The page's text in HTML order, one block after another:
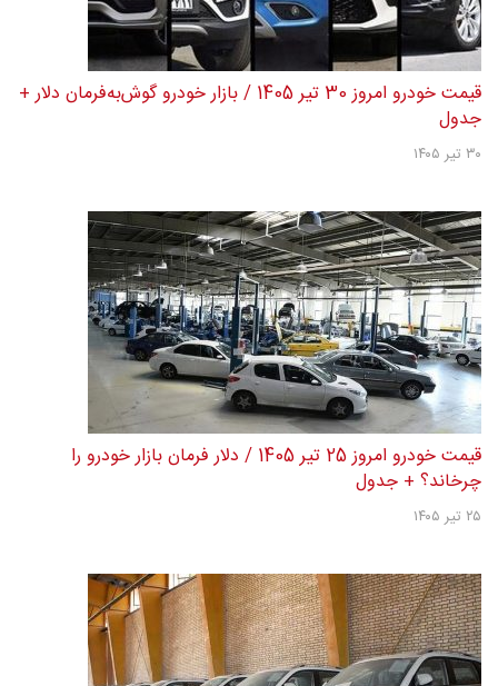
قیمت خودرو امروز 30 تیر 1405 / بازار خودرو گوش‌به‌فرمان دلار +
جدول
۳۰ تیر ۱۴۰۵
قیمت خودرو امروز 25 تیر 1405 / دلار فرمان بازار خودرو را
چرخاند؟ + جدول
۲۵ تیر ۱۴۰۵